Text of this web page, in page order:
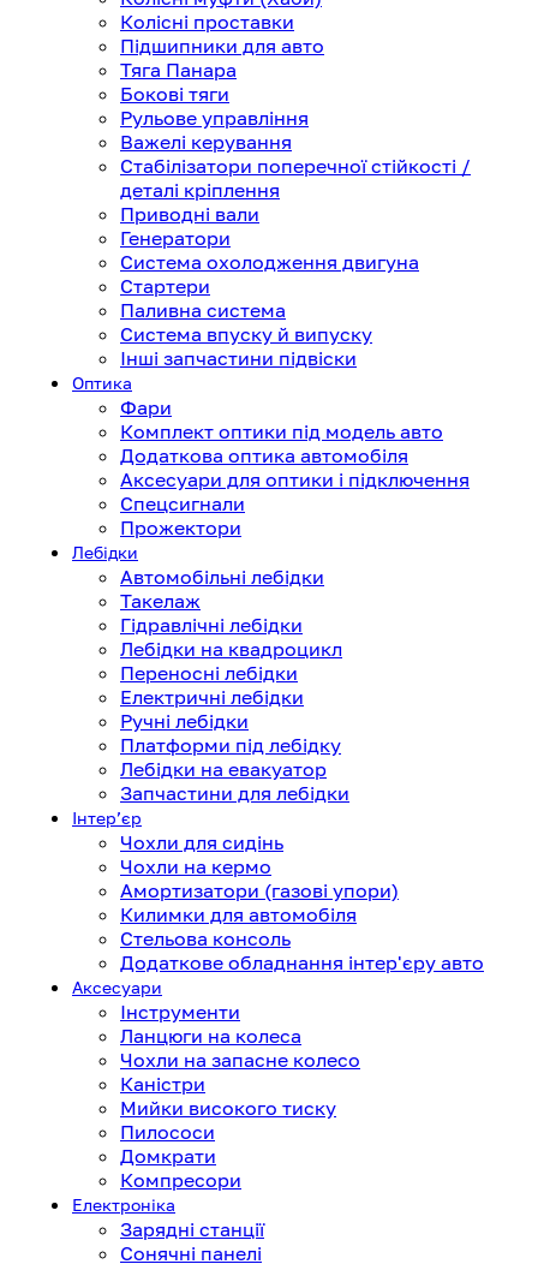
Колісні проставки
Підшипники для авто
Тяга Панара
Бокові тяги
Рульове управління
Важелі керування
Стабілізатори поперечної стійкості /
деталі кріплення
Приводні вали
Генератори
Система охолодження двигуна
Стартери
Паливна система
Система впуску й випуску
Інші запчастини підвіски
Оптика
Фари
Комплект оптики під модель авто
Додаткова оптика автомобіля
Аксесуари для оптики і підключення
Спецсигнали
Прожектори
Лебідки
Автомобільні лебідки
Такелаж
Гідравлічні лебідки
Лебідки на квадроцикл
Переносні лебідки
Електричні лебідки
Ручні лебідки
Платформи під лебідку
Лебідки на евакуатор
Запчастини для лебідки
Інтерʼєр
Чохли для сидінь
Чохли на кермо
Амортизатори (газові упори)
Килимки для автомобіля
Стельова консоль
Додаткове обладнання інтер'єру авто
Аксесуари
Інструменти
Ланцюги на колеса
Чохли на запасне колесо
Каністри
Мийки високого тиску
Пилососи
Домкрати
Компресори
Електроніка
Зарядні станції
Сонячні панелі